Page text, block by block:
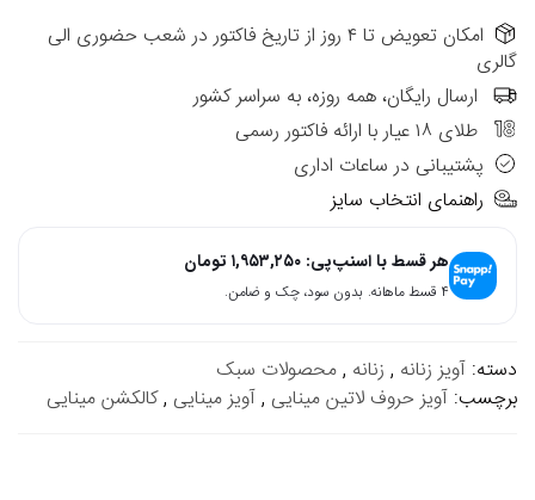
امکان تعویض تا ۴ روز از تاریخ فاکتور در شعب حضوری الی
گالری
ارسال رایگان، همه روزه، به سراسر کشور
طلای ۱۸ عیار با ارائه فاکتور رسمی
پشتیبانی در ساعات اداری
راهنمای انتخاب سایز
هر قسط با اسنپ‌پی: ۱,۹۵۳,۲۵۰ تومان
۴ قسط ماهانه. بدون سود، چک و ضامن.
دسته: آویز زنانه , زنانه ,محصولات سبک
برچسب: آویز حروف لاتین مینایی ,آویز مینایی ,کالکشن مینایی